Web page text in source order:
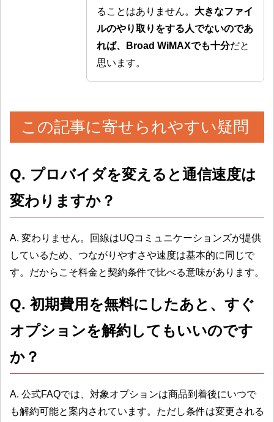
ることはありません。 大きなファイ
ルのやり取りをする人でないのであ
れば、Broad WiMAXでも十分だと
思います。
この記事に寄せられやすい疑問
Q. プロバイダを変えると通信速度は
変わりますか？
A. 変わりません。回線はUQコミュニケーションズが提供
しているため、つながりやすさや速度は基本的に同じで
す。だからこそ料金と契約条件で比べる意味があります。
Q. 初期費用を無料にしたあと、すぐ
オプションを解約してもいいのです
か？
A. 公式FAQでは、対象オプションは商品到着後にいつで
も解約可能と案内されています。ただし条件は変更される